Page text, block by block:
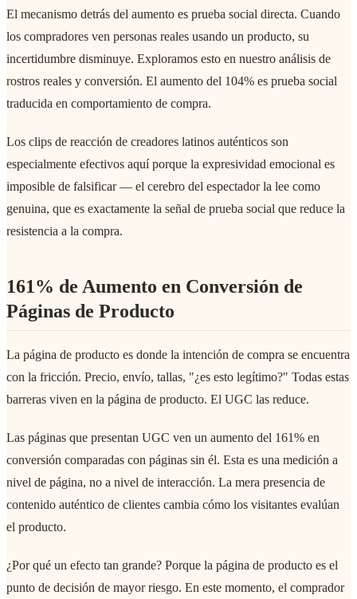
El mecanismo detrás del aumento es prueba social directa. Cuando
los compradores ven personas reales usando un producto, su
incertidumbre disminuye. Exploramos esto en nuestro análisis de
rostros reales y conversión. El aumento del 104% es prueba social
traducida en comportamiento de compra.
Los clips de reacción de creadores latinos auténticos son
especialmente efectivos aquí porque la expresividad emocional es
imposible de falsificar — el cerebro del espectador la lee como
genuina, que es exactamente la señal de prueba social que reduce la
resistencia a la compra.
161% de Aumento en Conversión de
Páginas de Producto
La página de producto es donde la intención de compra se encuentra
con la fricción. Precio, envío, tallas, "¿es esto legítimo?" Todas estas
barreras viven en la página de producto. El UGC las reduce.
Las páginas que presentan UGC ven un aumento del 161% en
conversión comparadas con páginas sin él. Esta es una medición a
nivel de página, no a nivel de interacción. La mera presencia de
contenido auténtico de clientes cambia cómo los visitantes evalúan
el producto.
¿Por qué un efecto tan grande? Porque la página de producto es el
punto de decisión de mayor riesgo. En este momento, el comprador